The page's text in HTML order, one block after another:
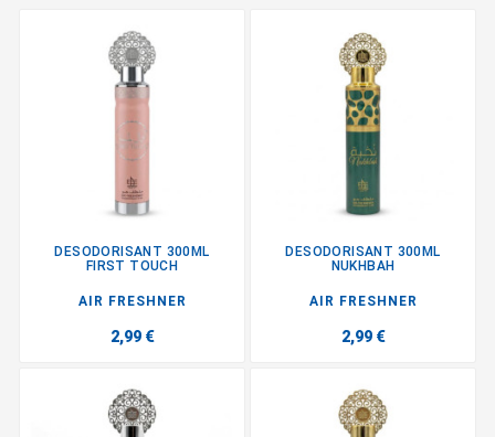
DESODORISANT 300ML
FIRST TOUCH
AIR FRESHNER
2,99 €
DESODORISANT 300ML
NUKHBAH
AIR FRESHNER
2,99 €